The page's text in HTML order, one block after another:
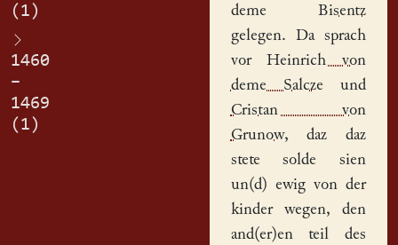
(1)
1460
–
1469
(1)
deme Bisentz
gelegen. Da sprach
vorHeinrich von
deme Salcze und
Cristan von
Grunow, daz daz
stete solde sien
un(d) ewig von der
kinder wegen, den
and(er)en teil des